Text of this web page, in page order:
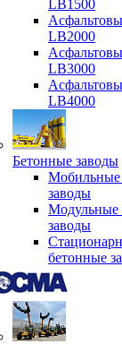
LB1500
LB2000
LB3000
LB4000
Бетонные заводы
Мобильные
заводы
Модульные
заводы
бетонные